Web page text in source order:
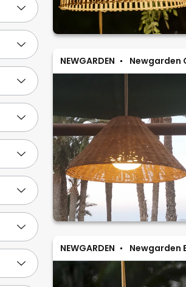
NEWGARDEN Newgarden
NEWGARDEN Newgarden